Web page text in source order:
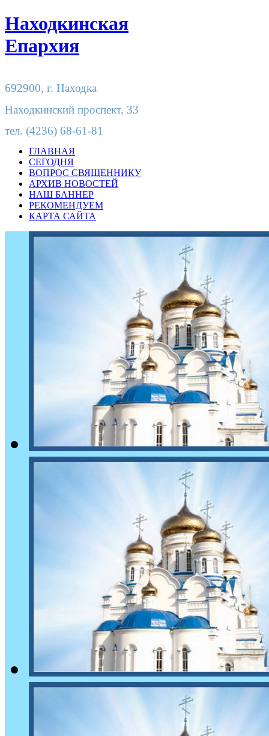
Находкинская
Епархия
692900, г. Находка
Находкинский проспект, 33
тел. (4236) 68-61-81
ГЛАВНАЯ
СЕГОДНЯ
ВОПРОС СВЯЩЕННИКУ
АРХИВ НОВОСТЕЙ
НАШ БАННЕР
РЕКОМЕНДУЕМ
КАРТА САЙТА